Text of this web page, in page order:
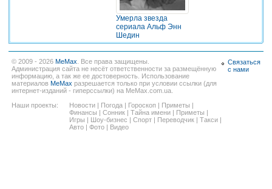
Умерла звезда
сериала Альф Энн
Шедин
© 2009 - 2026 MeMax . Все права защищены.
Администрация сайта не несёт ответственности за размещённую
информацию, а так же ее достоверность. Использование
материалов MeMax разрешается только при условии ссылки (для
интернет-изданий - гиперссылки) на MeMax.com.ua.
Наши проекты:
Новости Погода Гороскоп Приметы
Финансы
Сонник Тайна имени Приметы
Игры
Шоу-бизнес Спорт Переводчик Такси
Авто
Фото Видео
Связаться
с нами